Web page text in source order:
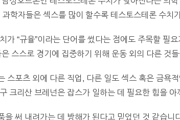
학자들은 섹스를 많이 할수록 테스토스테론 수치
가 “규율”이라는 단어를 썼다는 점에도 주목할 필
스스로 경기에 집중하기 위해 운동 외의 다른 것
스포츠 외에 다른 직업, 다른 일도 섹스 혹은 금욕
크리산 브레넌은 잡스가 일하는 데 필요한 힘을
을 써 내려가는 데 방해가 된다고 믿었던 것 같습